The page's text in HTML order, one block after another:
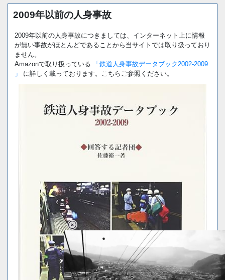
2009年以前の人身事故
2009年以前の人身事故につきましては、インターネット上に情報
が無い事故がほとんどであることから当サイトでは取り扱っており
ません。
Amazonで取り扱っている
「鉄道人身事故データブック2002-2009
」
に詳しく載っております。こちらご参照ください。